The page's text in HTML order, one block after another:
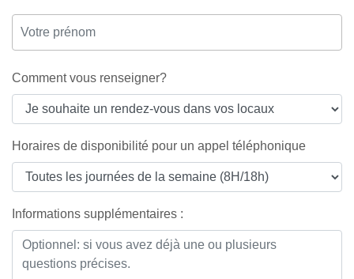
Comment vous renseigner?
Horaires de disponibilité pour un appel téléphonique
Informations supplémentaires :